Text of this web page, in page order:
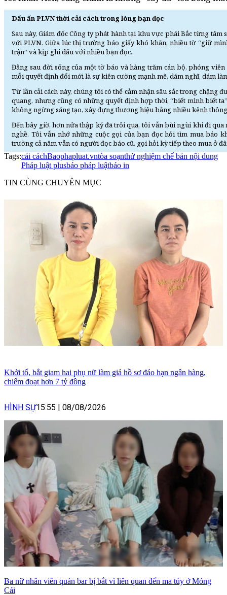
Dấu ấn PLVN thời cải cách trong lòng bạn đọc
Sau này, Giám đốc Công ty phát hành tại khu vực phái Bắc từng
với PLVN. Giữa lúc thị trường báo giấy khó khăn, nhiều tờ “giữ
trận” và kịp ghi dấu với nhiều bạn đọc.
Đằng sau đời sống của một tờ báo và hàng trăm cán bộ, phóng
mỗi quyết định đổi mới là sự kiên cường mạnh mẽ, dám nghĩ, dám
Từ lần cải cách này, chúng tôi có thể cảm nhận sâu sắc trong chặng
quang, nhưng cũng có những quyết định hợp thời, “biết mình biết
không ngừng sáng tạo, xây dựng thương hiệu bằng nhiều kênh
Đến bây giờ, hơn nửa thập kỷ đã trôi qua, tôi vẫn bùi ngùi khi đi qua
nghề. Tôi vẫn nhớ những cuộc gọi của bạn đọc hỏi tìm mua báo
trường cả năm vẫn có người đọc báo cũ, gọi hỏi kỳ tiếp theo mua ở
Tags:cải cáchBaophapluat.vntòa soạnthử nghiệm chế bản nội dung
Pháp luật plusbáo pháp luậtbáo in
TIN CÙNG CHUYÊN MỤC
Khởi tố, bắt giam hai phụ nữ làm giả hồ sơ đáo hạn ngân hàng,
chiếm đoạt hơn 7 tỷ đồng
HÌNH SỰ15:55 | 08/08/2026
Ba nữ nhân viên quán bar bị bắt vì liên quan đến ma túy ở Móng
Cái